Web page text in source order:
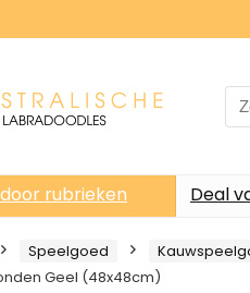
for:
rubrieken Deal
Speelgoed
Geel (48x48cm)